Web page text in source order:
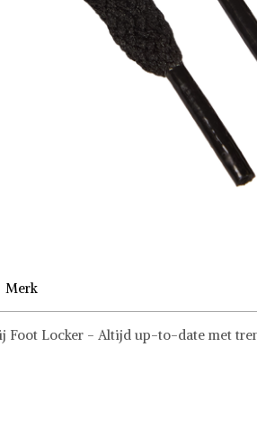
Merk
Foot Locker - Altijd up-to-date met